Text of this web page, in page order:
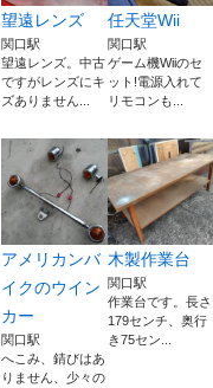
望遠レンズ
関口駅
望遠レンズ。中古
ですがレンズにキ
ズありません...
任天堂Wii
関口駅
ゲーム機Wiiのセ
ット!電源入れて
リモコンも...
アメリカンバ
イクのウイン
カー
関口駅
へこみ、錆びはあ
りません、少々の
木製作業台
関口駅
作業台です。長さ
179センチ、奥行
き75セン...